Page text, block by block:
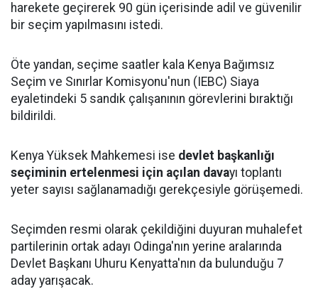
harekete geçirerek 90 gün içerisinde adil ve güvenilir
bir seçim yapılmasını istedi.
Öte yandan, seçime saatler kala Kenya Bağımsız
Seçim ve Sınırlar Komisyonu'nun (IEBC) Siaya
eyaletindeki 5 sandık çalışanının görevlerini bıraktığı
bildirildi.
Kenya Yüksek Mahkemesi ise devlet başkanlığı
seçiminin ertelenmesi için açılan davayı toplantı
yeter sayısı sağlanamadığı gerekçesiyle görüşemedi.
Seçimden resmi olarak çekildiğini duyuran muhalefet
partilerinin ortak adayı Odinga'nın yerine aralarında
Devlet Başkanı Uhuru Kenyatta'nın da bulunduğu 7
aday yarışacak.